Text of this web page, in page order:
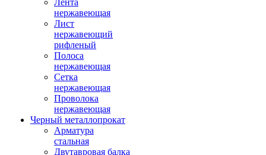
Лента
нержавеющая
Лист
нержавеющий
рифленый
Полоса
нержавеющая
Сетка
нержавеющая
Проволока
нержавеющая
Черный металлопрокат
Арматура
стальная
Двутавровая балка